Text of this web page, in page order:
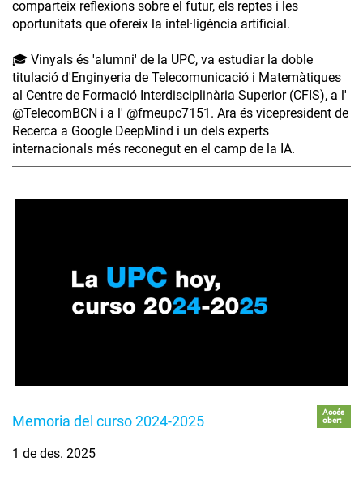
comparteix reflexions sobre el futur, els reptes i les
oportunitats que ofereix la intel·ligència artificial.
🎓 Vinyals és 'alumni' de la UPC, va estudiar la doble
titulació d'Enginyeria de Telecomunicació i Matemàtiques
al Centre de Formació Interdisciplinària Superior (CFIS), a l'
‪@TelecomBCN‬ i a l' ‪@fmeupc7151‬. Ara és vicepresident de
Recerca a Google DeepMind i un dels experts
internacionals més reconegut en el camp de la IA.
Memoria del curso 2024-2025
Accés
obert
1 de des. 2025